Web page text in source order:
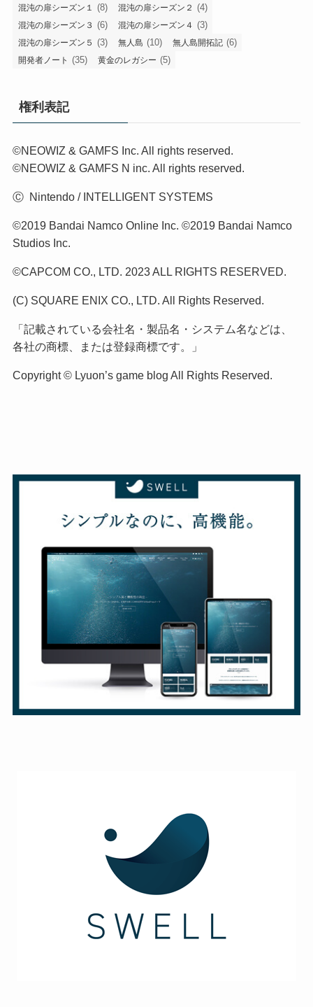
混沌の扉シーズン１ (8) 混沌の扉シーズン２ (4)
混沌の扉シーズン３ (6) 混沌の扉シーズン４ (3)
混沌の扉シーズン５ (3) 無人島 (10) 無人島開拓記 (6)
開発者ノート (35) 黄金のレガシー (5)
権利表記
©NEOWIZ & GAMFS Inc. All rights reserved.
©NEOWIZ & GAMFS N inc. All rights reserved.
Ⓒ Nintendo / INTELLIGENT SYSTEMS
©2019 Bandai Namco Online Inc. ©2019 Bandai Namco
Studios Inc.
©CAPCOM CO., LTD. 2023 ALL RIGHTS RESERVED.
(C) SQUARE ENIX CO., LTD. All Rights Reserved.
「記載されている会社名・製品名・システム名などは、
各社の商標、または登録商標です。」
Copyright © Lyuon’s game blog All Rights Reserved.